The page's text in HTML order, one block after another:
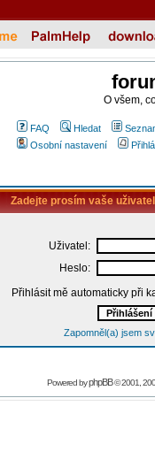
O všem,
FAQ Hledat
Osobní nastavení
Zadejte prosím vaše
Uživatel:
Heslo:
Přihlásit mě automaticky při
Zapomněl(a) jsem
Powered byphpBB© 2001,